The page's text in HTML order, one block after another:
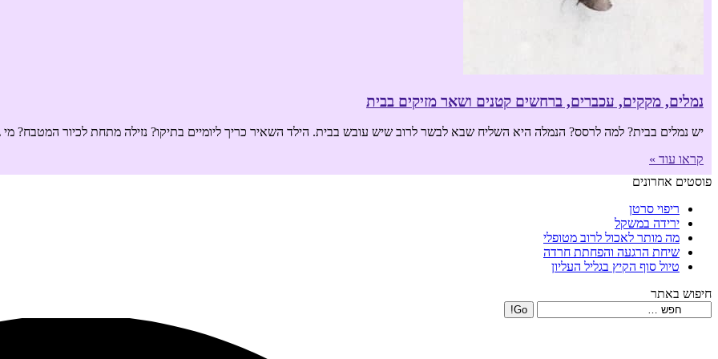
נמלים, מקקים, עכברים, ברחשים קטנים ושאר מזיקים בבית
יש נמלים בבית? למה לרסס? הנמלה היא השליח שבא לבשר לרוב שיש עובש בבית. הילד השאיר כריך ליומיים בתיקו? נזילה מתחת לכיור המטבח?
קראו עוד »
פוסטים אחרונים
ריפוי סרטן
ירידה במשקל
מה מותר לאכול לרוב מטופלי
שיחת הרגעה והפחתת חרדה
טיול סוף הקיץ בגליל העליון
חיפוש באתר
Search: